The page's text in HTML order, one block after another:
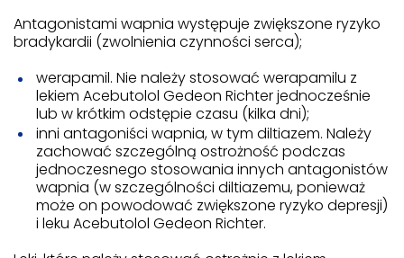
Antagonistami wapnia występuje zwiększone ryzyko
bradykardii (zwolnienia czynności serca);
werapamil. Nie należy stosować werapamilu z
lekiem Acebutolol Gedeon Richter jednocześnie
lub w krótkim odstępie czasu (kilka dni);
inni antagoniści wapnia, w tym diltiazem. Należy
zachować szczególną ostrożność podczas
jednoczesnego stosowania innych antagonistów
wapnia (w szczególności diltiazemu, ponieważ
może on powodować zwiększone ryzyko depresji)
i leku Acebutolol Gedeon Richter.